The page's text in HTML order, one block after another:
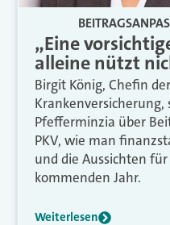
„Eine
alleine nützt
Birgit König, Chefin
Pfefferminzia über
PKV, wie man
und die Aussichten
kommenden Jahr.
Weiterlesen